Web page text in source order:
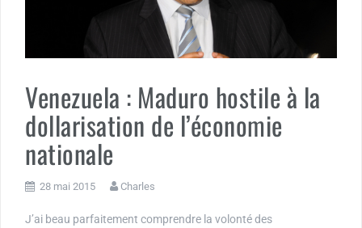
Venezuela : Maduro hostile à la
dollarisation de l’économie
nationale
28 mai 2015 Charles
J’ai beau parfaitement comprendre la volonté des